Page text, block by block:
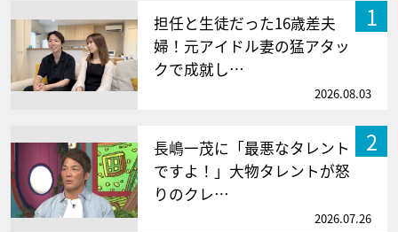
1
担任と生徒だった16歳差夫
婦！元アイドル妻の猛アタッ
クで成就し…
2026.08.03
2
長嶋一茂に「最悪なタレント
ですよ！」大物タレントが怒
りのクレ…
2026.07.26